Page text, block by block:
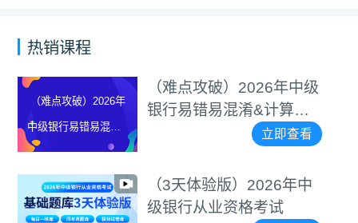
热销课程
（难点攻破）2026年
中级银行易错易混淆&
计算题等专项突破视
频
（难点攻破）2026年中级
银行易错易混淆&计算题
等专项突破视频
立即查看
（3天体验版）2026年中
级银行从业资格考试